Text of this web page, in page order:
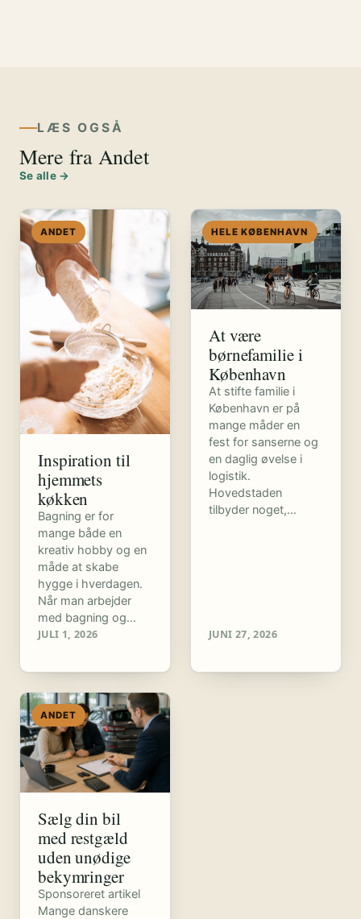
LÆS OGSÅ
Mere fra Andet
Se alle →
ANDET
Inspiration til
hjemmets
køkken
Bagning er for
mange både en
kreativ hobby og en
måde at skabe
hygge i hverdagen.
Når man arbejder
med bagning og…
JULI 1, 2026
HELE KØBENHAVN
At være
børnefamilie i
København
At stifte familie i
København er på
mange måder en
fest for sanserne og
en daglig øvelse i
logistik.
Hovedstaden
tilbyder noget,…
JUNI 27, 2026
ANDET
Sælg din bil
med restgæld
uden unødige
bekymringer
Sponsoreret artikel
Mange danskere